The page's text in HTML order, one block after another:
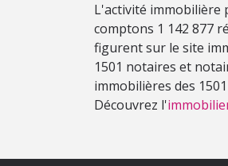
L'activité immobilière
comptons 1 142 877
figurent sur le site
1501 notaires et
immobilières des
Découvrez l'